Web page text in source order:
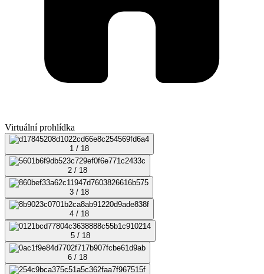
Virtuální prohlídka
1 / 18
2 / 18
3 / 18
4 / 18
5 / 18
6 / 18